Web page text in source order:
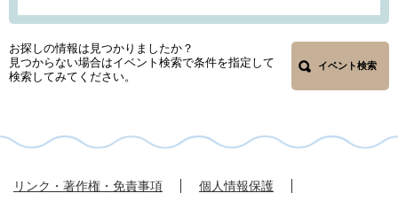
お探しの情報は見つかりましたか？
見つからない場合はイベント検索で条件を指定して
検索してみてください。
イベント検索
リンク・著作権・免責事項
個人情報保護